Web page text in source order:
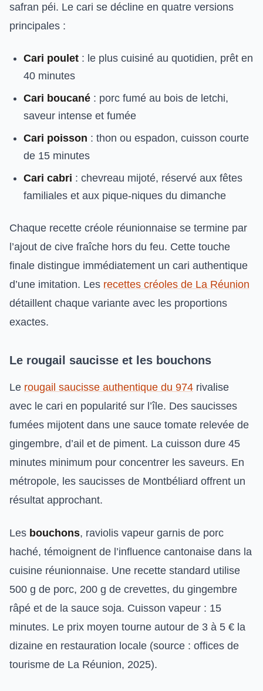
safran péi. Le cari se décline en quatre versions
principales :
Cari poulet : le plus cuisiné au quotidien, prêt en
40 minutes
Cari boucané : porc fumé au bois de letchi,
saveur intense et fumée
Cari poisson : thon ou espadon, cuisson courte
de 15 minutes
Cari cabri : chevreau mijoté, réservé aux fêtes
familiales et aux pique-niques du dimanche
Chaque recette créole réunionnaise se termine par
l’ajout de cive fraîche hors du feu. Cette touche
finale distingue immédiatement un cari authentique
d’une imitation. Les recettes créoles de La Réunion
détaillent chaque variante avec les proportions
exactes.
Le rougail saucisse et les bouchons
Le rougail saucisse authentique du 974 rivalise
avec le cari en popularité sur l’île. Des saucisses
fumées mijotent dans une sauce tomate relevée de
gingembre, d’ail et de piment. La cuisson dure 45
minutes minimum pour concentrer les saveurs. En
métropole, les saucisses de Montbéliard offrent un
résultat approchant.
Les bouchons, raviolis vapeur garnis de porc
haché, témoignent de l’influence cantonaise dans la
cuisine réunionnaise. Une recette standard utilise
500 g de porc, 200 g de crevettes, du gingembre
râpé et de la sauce soja. Cuisson vapeur : 15
minutes. Le prix moyen tourne autour de 3 à 5 € la
dizaine en restauration locale (source : offices de
tourisme de La Réunion, 2025).